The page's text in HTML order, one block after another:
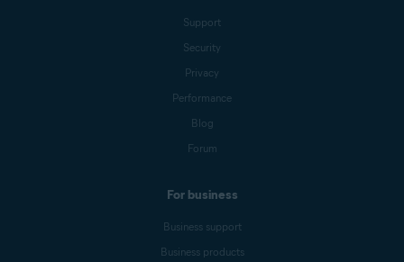
Support
Security
Privacy
Performance
Blog
Forum
For business
Business support
Business products